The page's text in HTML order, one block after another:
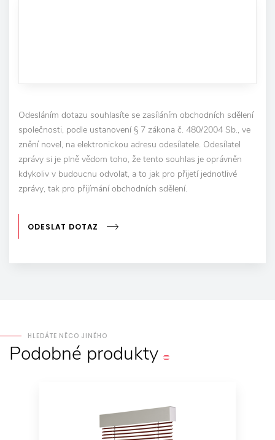
Odesláním dotazu souhlasíte se zasíláním obchodních sdělení
společnosti, podle ustanovení § 7 zákona č. 480/2004 Sb., ve
znění novel, na elektronickou adresu odesílatele. Odesílatel
zprávy si je plně vědom toho, že tento souhlas je oprávněn
kdykoliv v budoucnu odvolat, a to jak pro přijetí jednotlivé
zprávy, tak pro přijímání obchodních sdělení.
ODESLAT DOTAZ
HLEDÁTE NĚCO JINÉHO
Podobné produkty